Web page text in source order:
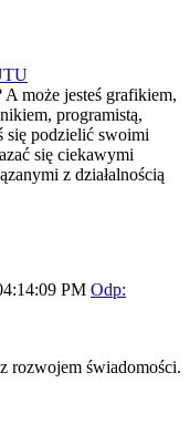
może jesteś grafikiem,
programistą,
się podzielić swoimi
się ciekawymi
z działalnością
PM Odp:
rozwojem świadomości.